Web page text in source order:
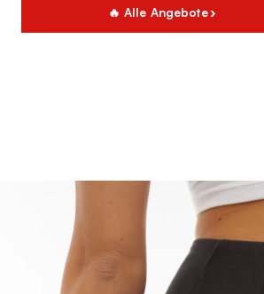
🔥 Alle Angebote